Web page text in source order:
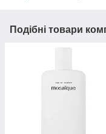
Подібні товари